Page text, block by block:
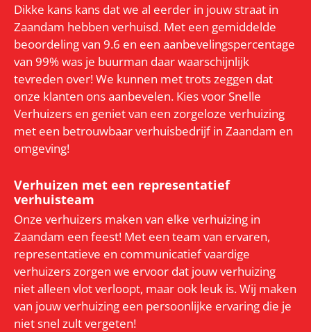
Dikke kans kans dat we al eerder in jouw straat in
Zaandam hebben verhuisd. Met een gemiddelde
beoordeling van 9.6 en een aanbevelingspercentage
van 99% was je buurman daar waarschijnlijk
tevreden over! We kunnen met trots zeggen dat
onze klanten ons aanbevelen. Kies voor Snelle
Verhuizers en geniet van een zorgeloze verhuizing
met een betrouwbaar verhuisbedrijf in Zaandam en
omgeving!
Verhuizen met een representatief
verhuisteam
Onze verhuizers maken van elke verhuizing in
Zaandam een feest! Met een team van ervaren,
representatieve en communicatief vaardige
verhuizers zorgen we ervoor dat jouw verhuizing
niet alleen vlot verloopt, maar ook leuk is. Wij maken
van jouw verhuizing een persoonlijke ervaring die je
niet snel zult vergeten!